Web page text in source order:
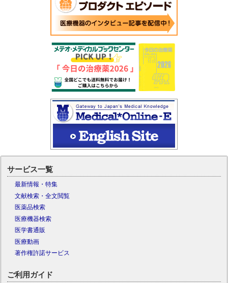
サービス一覧
最新情報・特集
文献検索・全文閲覧
医薬品検索
医療機器検索
医学書通販
医療動画
著作権許諾サービス
ご利用ガイド